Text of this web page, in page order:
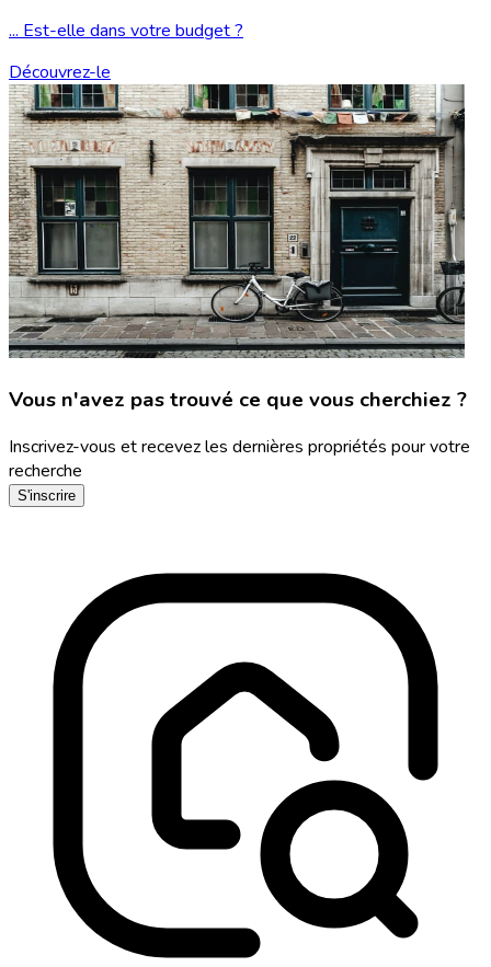
... Est-elle dans votre budget ?
Découvrez-le
Vous n'avez pas trouvé ce que vous cherchiez ?
Inscrivez-vous et recevez les dernières propriétés pour votre
recherche
S'inscrire